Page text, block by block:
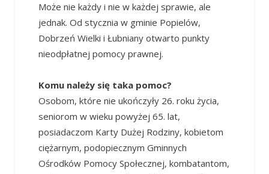
Może nie każdy i nie w każdej sprawie, ale
jednak. Od stycznia w gminie Popielów,
Dobrzeń Wielki i Łubniany otwarto punkty
nieodpłatnej pomocy prawnej.
Komu należy się taka pomoc?
Osobom, które nie ukończyły 26. roku życia,
seniorom w wieku powyżej 65. lat,
posiadaczom Karty Dużej Rodziny, kobietom
ciężarnym, podopiecznym Gminnych
Ośrodków Pomocy Społecznej, kombatantom,